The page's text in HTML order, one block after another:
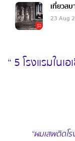
เที่ยวส
23 Aug
“ 5 โรงแรมใน
“ผมเสพติดโ